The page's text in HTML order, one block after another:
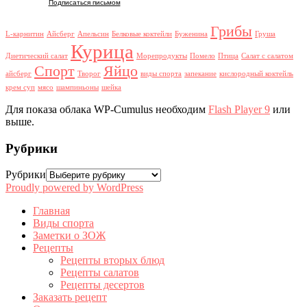
Подписаться письмом
L-карнитин Айсберг Апельсин Белковые коктейли Буженина Грибы Груша
Диетический салат Курица Морепродукты Помело Птица Салат с салатом
айсберг Спорт Творог Яйцо виды спорта запекание кислородный коктейль
крем суп мясо шампиньоны шейка
Для показа облака WP-Cumulus необходим Flash Player 9 или
выше.
Рубрики
Рубрики
Proudly powered by WordPress
Главная
Виды спорта
Заметки о ЗОЖ
Рецепты
Рецепты вторых блюд
Рецепты салатов
Рецепты десертов
Заказать рецепт